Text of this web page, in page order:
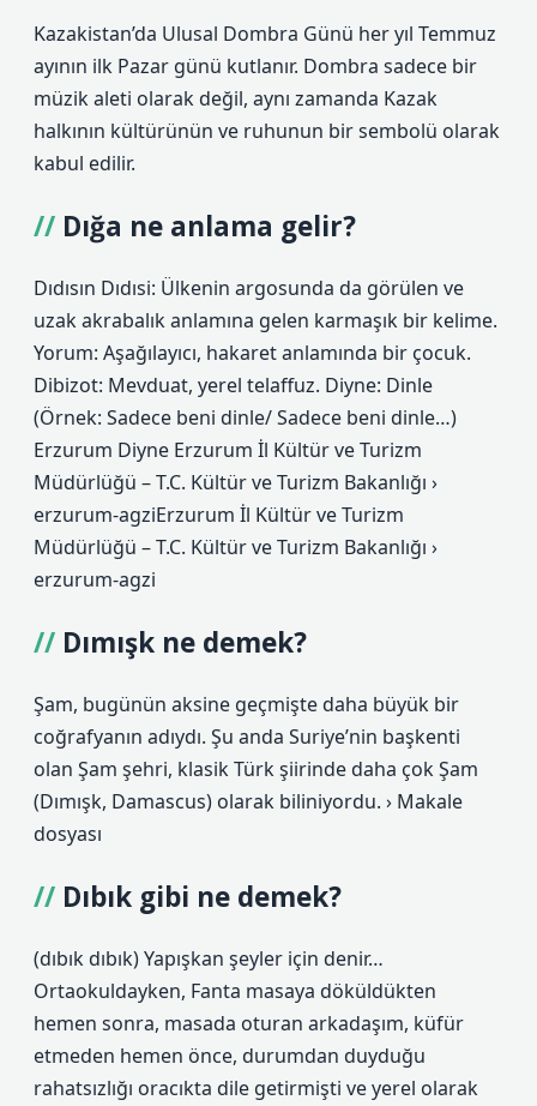
Kazakistan’da Ulusal Dombra Günü her yıl Temmuz
ayının ilk Pazar günü kutlanır. Dombra sadece bir
müzik aleti olarak değil, aynı zamanda Kazak
halkının kültürünün ve ruhunun bir sembolü olarak
kabul edilir.
Dığa ne anlama gelir?
Dıdısın Dıdısi: Ülkenin argosunda da görülen ve
uzak akrabalık anlamına gelen karmaşık bir kelime.
Yorum: Aşağılayıcı, hakaret anlamında bir çocuk.
Dibizot: Mevduat, yerel telaffuz. Diyne: Dinle
(Örnek: Sadece beni dinle/ Sadece beni dinle…)
Erzurum Diyne Erzurum İl Kültür ve Turizm
Müdürlüğü – T.C. Kültür ve Turizm Bakanlığı ›
erzurum-agziErzurum İl Kültür ve Turizm
Müdürlüğü – T.C. Kültür ve Turizm Bakanlığı ›
erzurum-agzi
Dımışk ne demek?
Şam, bugünün aksine geçmişte daha büyük bir
coğrafyanın adıydı. Şu anda Suriye’nin başkenti
olan Şam şehri, klasik Türk şiirinde daha çok Şam
(Dımışk, Damascus) olarak biliniyordu. › Makale
dosyası
Dıbık gibi ne demek?
(dıbık dıbık) Yapışkan şeyler için denir…
Ortaokuldayken, Fanta masaya döküldükten
hemen sonra, masada oturan arkadaşım, küfür
etmeden hemen önce, durumdan duyduğu
rahatsızlığı oracıkta dile getirmişti ve yerel olarak